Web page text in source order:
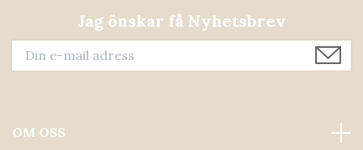
Jag önskar få Nyhetsbrev
OM OSS